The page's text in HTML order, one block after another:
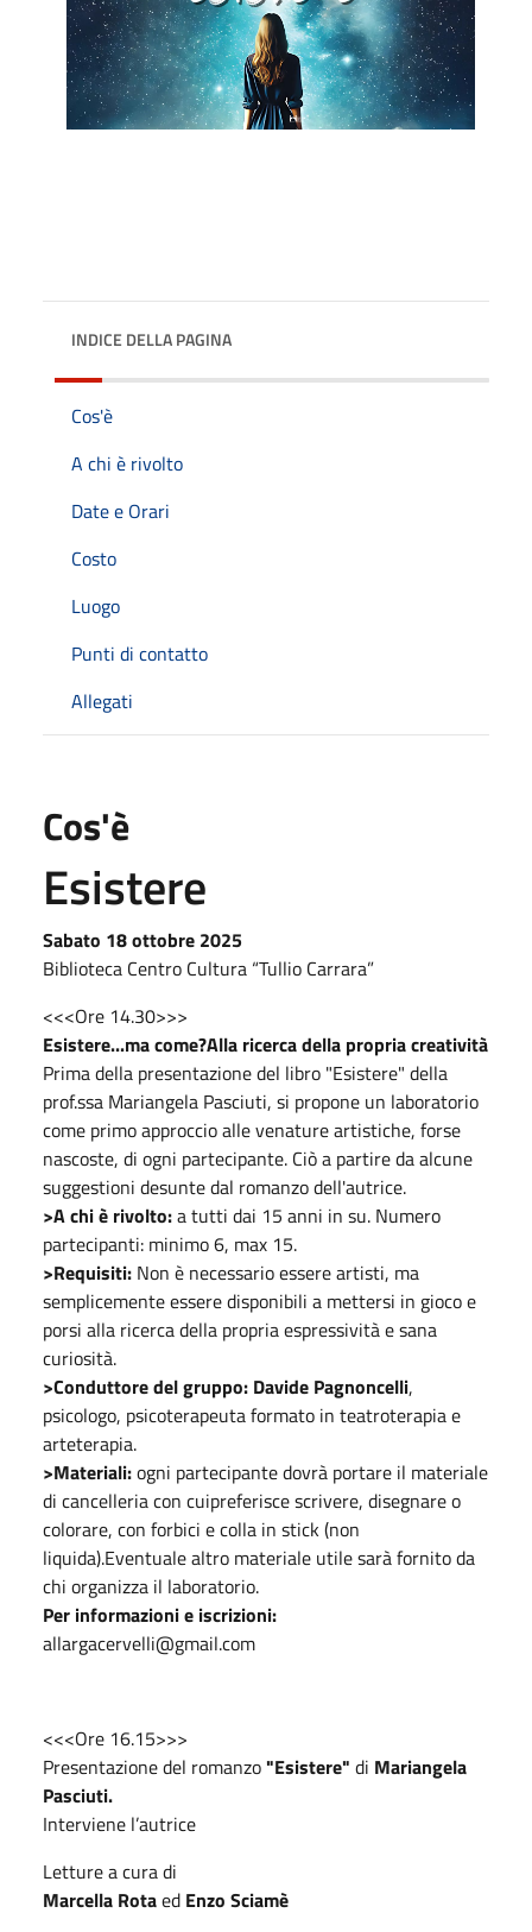
INDICE DELLA PAGINA
Cos'è
A chi è rivolto
Date e Orari
Costo
Luogo
Punti di contatto
Allegati
Cos'è
Esistere
Sabato 18 ottobre 2025
Biblioteca Centro Cultura “Tullio Carrara”
<<<Ore 14.30>>>
Esistere...ma come?Alla ricerca della propria creatività
Prima della presentazione del libro "Esistere" della
prof.ssa Mariangela Pasciuti, si propone un laboratorio
come primo approccio alle venature artistiche, forse
nascoste, di ogni partecipante. Ciò a partire da alcune
suggestioni desunte dal romanzo dell'autrice.
>A chi è rivolto:a tutti dai 15 anni in su. Numero
partecipanti: minimo 6, max 15.
>Requisiti: Non è necessario essere artisti, ma
semplicemente essere disponibili a mettersi in gioco e
porsi alla ricerca della propria espressività e sana
curiosità.
>Conduttore del gruppo: Davide Pagnoncelli,
psicologo, psicoterapeuta formato in teatroterapia e
arteterapia.
>Materiali:ogni partecipante dovrà portare il materiale
di cancelleria con cuipreferisce scrivere, disegnare o
colorare, con forbici e colla in stick (non
liquida).Eventuale altro materiale utile sarà fornito da
chi organizza il laboratorio.
Per informazioni e iscrizioni:
allargacervelli@gmail.com
<<<Ore 16.15>>>
Presentazione del romanzo"Esistere" di Mariangela
Pasciuti.
Interviene l’autrice
Letture a cura di
Marcella Rotaed Enzo Sciamè